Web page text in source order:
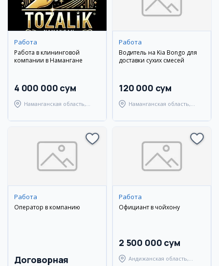
Работа
Работа в клининговой
компании в Намангане
4 000 000 сум
Наманганская область,
Работа
Водитель на Kia Bongo для
доставки сухих смесей
120 000 сум
Наманганская область,
Работа
Оператор в компанию
Договорная
Работа
Официант в чойхону
2 500 000 сум
Андижанская область,